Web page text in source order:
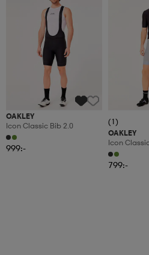
OAKLEY
Icon Classic Bib 2.0
999:-
(1)
OAKLEY
Icon
799:-